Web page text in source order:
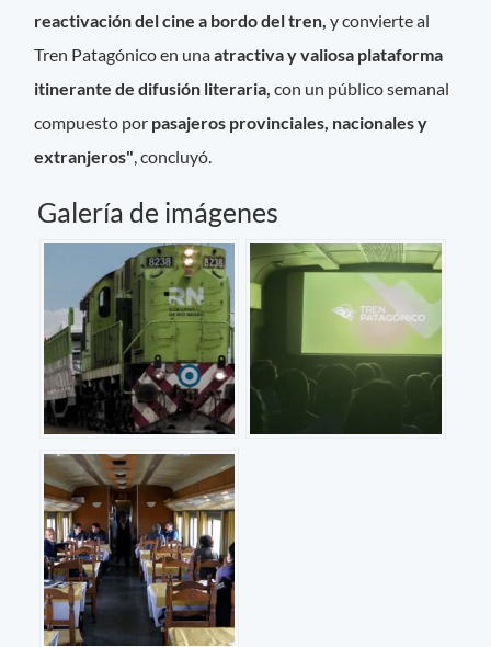
reactivación del cine a bordo del tren, y convierte al
Tren Patagónico en unaatractiva y valiosa plataforma
itinerante de difusión literaria, con un público semanal
compuesto por pasajeros provinciales, nacionales y
extranjeros", concluyó.
Galería de imágenes